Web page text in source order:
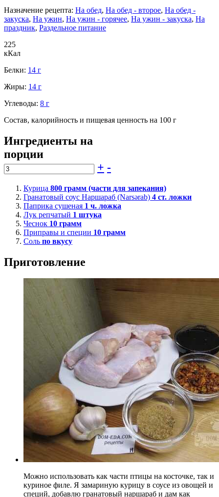
Назначение рецепта: На обед, На обед - второе, На обед -
закуска, На ужин, На ужин - горячее, На ужин - закуска, На
праздник, Раздельное питание
225
кКал
Белки: 14 г
Жиры: 14 г
Углеводы: 8 г
Состав, калорийность и пищевая ценность на 100 г
Ингредиенты на
порции
+ -
Курица 800 грамм (части для запекания)
Гранатовый соус Наршараб (Narsərab) 4 ст. ложки
Паприка сушеная 1 ч. ложка
Лук репчатый 1 штука
Чеснок 10 грамм
Приправы и специи 10 грамм
Соль по вкусу
Приготовление
Можно использовать как части птицы на косточке, так и
куриное филе. Я замариную курицу в соусе из овощей и
специй, добавлю гранатовый наршараб и дам как